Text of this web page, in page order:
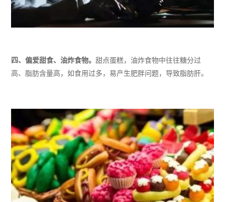
四、偏爱甜食、油炸食物。甜点蛋糕，油炸食物中往往糖分过
高、 脂肪含量高，如食用过多，易产生肥胖问题，导致脂肪肝。